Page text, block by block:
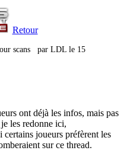
Retour
scans par LDL le 15
ont déjà les infos, mais pas
les redonne ici,
certains joueurs préfèrent les
sur ce thread.